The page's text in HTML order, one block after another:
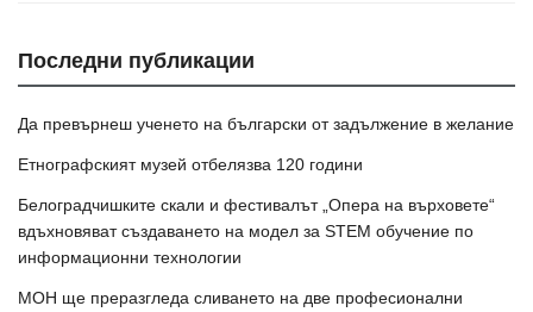
Последни публикации
Да превърнеш ученето на български от задължение в желание
Етнографският музей отбелязва 120 години
Белоградчишките скали и фестивалът „Опера на върховете“
вдъхновяват създаването на модел за STEM обучение по
информационни технологии
МОН ще преразгледа сливането на две професионални